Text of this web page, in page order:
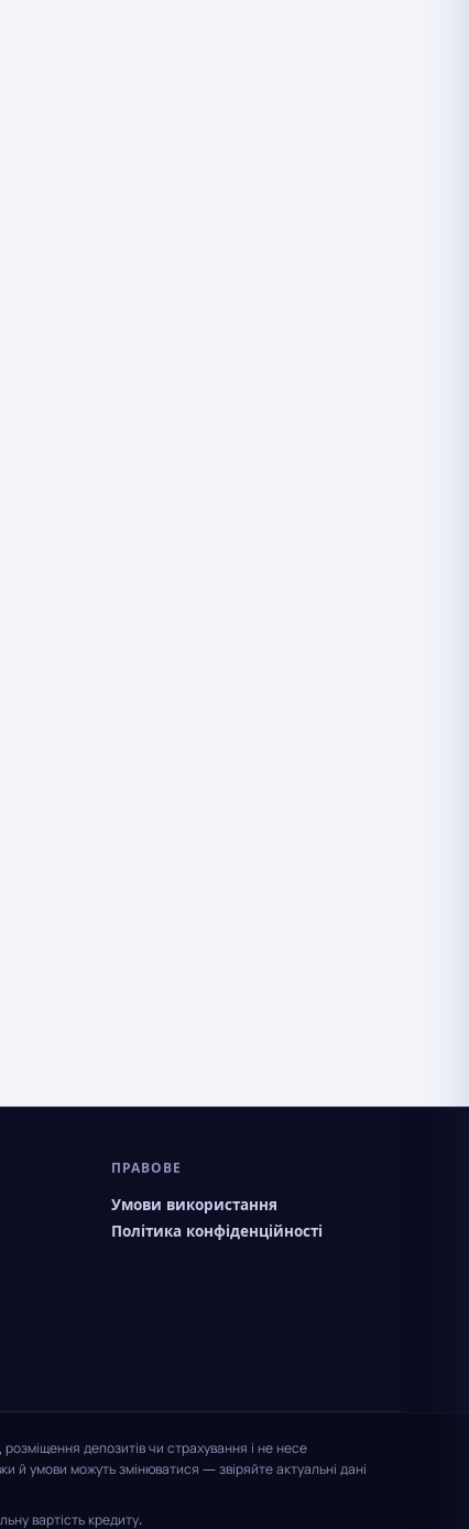
ПРАВОВЕ
Умови використання
Політика конфіденційності
депозитів чи страхування і не несе
й умови можуть змінюватися — звіряйте актуальні дані
вартість кредиту.